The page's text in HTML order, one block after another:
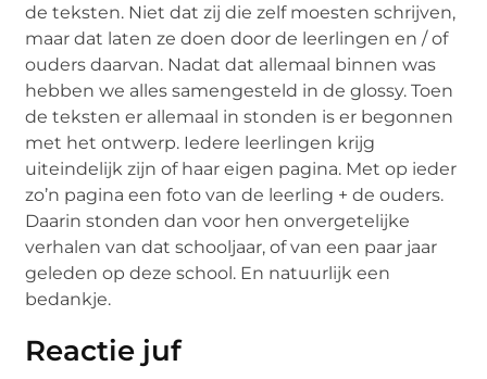
de teksten. Niet dat zij die zelf moesten schrijven,
maar dat laten ze doen door de leerlingen en / of
ouders daarvan. Nadat dat allemaal binnen was
hebben we alles samengesteld in de glossy. Toen
de teksten er allemaal in stonden is er begonnen
met het ontwerp. Iedere leerlingen krijg
uiteindelijk zijn of haar eigen pagina. Met op ieder
zo’n pagina een foto van de leerling + de ouders.
Daarin stonden dan voor hen onvergetelijke
verhalen van dat schooljaar, of van een paar jaar
geleden op deze school. En natuurlijk een
bedankje.
Reactie juf